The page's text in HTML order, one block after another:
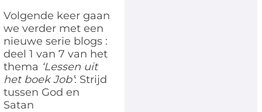
Volgende keer gaan
we verder met een
nieuwe serie blogs :
deel 1 van 7 van het
thema ‘Lessen uit
het boek Job’: Strijd
tussen God en
Satan